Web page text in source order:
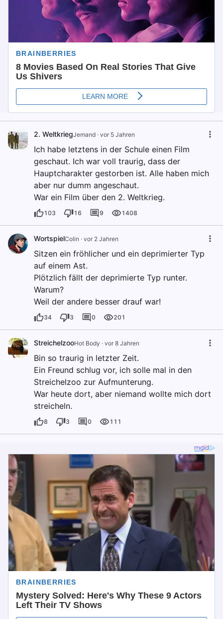
2. WeltkriegJemand · vor 5 Jahren
Ich habe letztens in der Schule einen Film
geschaut. Ich war voll traurig, dass der
Hauptcharakter gestorben ist. Alle haben mich
aber nur dumm angeschaut.
War ein Film über den 2. Weltkrieg.
103 16 9 1408
WortspielColin · vor 2 Jahren
Sitzen ein fröhlicher und ein deprimierter Typ
auf einem Ast.
Plötzlich fällt der deprimierte Typ runter.
Warum?
Weil der andere besser drauf war!
34 3 0 201
StreichelzooHot Body · vor 8 Jahren
Bin so traurig in letzter Zeit.
Ein Freund schlug vor, ich solle mal in den
Streichelzoo zur Aufmunterung.
War heute dort, aber niemand wollte mich dort
streicheln.
8 3 0 111